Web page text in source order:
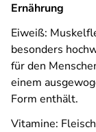
Ernährung
Eiweiß:
besonders
für den
einem
Form enthält.
Vitamine: